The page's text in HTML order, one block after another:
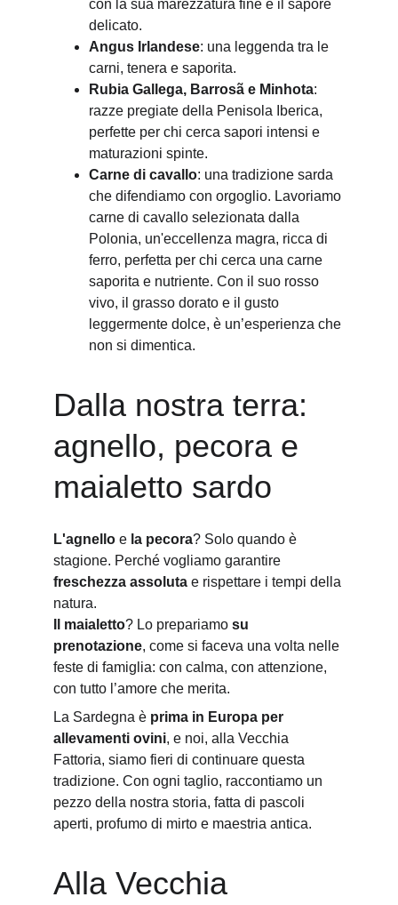
con la sua marezzatura fine e il sapore
delicato.
Angus Irlandese: una leggenda tra le
carni, tenera e saporita.
Rubia Gallega, Barrosã e Minhota:
razze pregiate della Penisola Iberica,
perfette per chi cerca sapori intensi e
maturazioni spinte.
Carne di cavallo: una tradizione sarda
che difendiamo con orgoglio. Lavoriamo
carne di cavallo selezionata dalla
Polonia, un'eccellenza magra, ricca di
ferro, perfetta per chi cerca una carne
saporita e nutriente. Con il suo rosso
vivo, il grasso dorato e il gusto
leggermente dolce, è un’esperienza che
non si dimentica.
Dalla nostra terra:
agnello, pecora e
maialetto sardo
L'agnello e la pecora? Solo quando è
stagione. Perché vogliamo garantire
freschezza assoluta e rispettare i tempi della
natura.
Il maialetto? Lo prepariamo su
prenotazione, come si faceva una volta nelle
feste di famiglia: con calma, con attenzione,
con tutto l’amore che merita.
La Sardegna è prima in Europa per
allevamenti ovini, e noi, alla Vecchia
Fattoria, siamo fieri di continuare questa
tradizione. Con ogni taglio, raccontiamo un
pezzo della nostra storia, fatta di pascoli
aperti, profumo di mirto e maestria antica.
Alla Vecchia